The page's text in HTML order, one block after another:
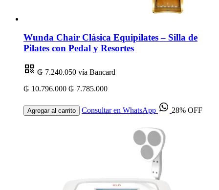
Wunda Chair Clásica Equipilates – Silla de
Pilates con Pedal y Resortes
₲ 7.240.050 vía Bancard
₲ 10.796.000 ₲ 7.785.000
Agregar al carrito Consultar en WhatsApp 28% OFF